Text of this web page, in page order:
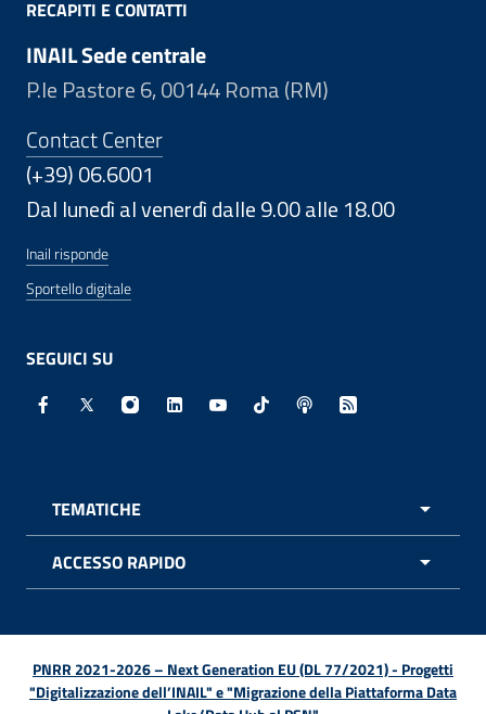
RECAPITI E CONTATTI
INAIL Sede centrale
P.le Pastore 6, 00144 Roma (RM)
Contact Center
(+39) 06.6001
Dal lunedì al venerdì dalle 9.00 alle 18.00
Inail risponde
Sportello digitale
SEGUICI SU
Facebook - Sito esterno - Apertura in nuova finestra
X - Sito esterno - Apertura in nuova finestra
Instagram - Sito esterno - Apertura in
Linkedin - Sito esterno - Apertura in
Youtube - Sito esterno -
TikTok - Sito esterno -
Spreaker - Sito
Feed RSS -
TEMATICHE
ACCESSO RAPIDO
PNRR 2021-2026 – Next Generation EU (DL 77/2021) - Progetti
"Digitalizzazione dell’INAIL" e "Migrazione della Piattaforma Data